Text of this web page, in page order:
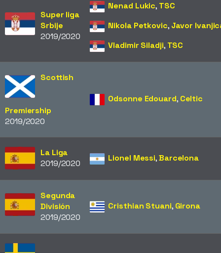
Super liga
Srbije
2019/2020
Nenad Lukic, TSC
Nikola Petkovic, Javor
Vladimir Siladji, TSC
Scottish
Premiership
2019/2020
Odsonne Edouard, Celtic
La Liga
2019/2020
Lionel Messi,Barcelona
Segunda
División
2019/2020
Cristhian Stuani, Girona